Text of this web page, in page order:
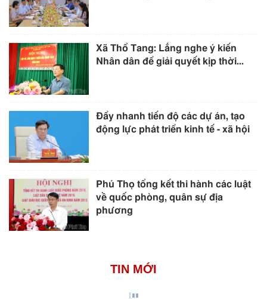
Xã Thổ Tang: Lắng nghe ý kiến
Nhân dân để giải quyết kịp thời...
Đẩy nhanh tiến độ các dự án, tạo
động lực phát triển kinh tế - xã hội
Phú Thọ tổng kết thi hành các luật
về quốc phòng, quân sự địa
phương
TIN MỚI